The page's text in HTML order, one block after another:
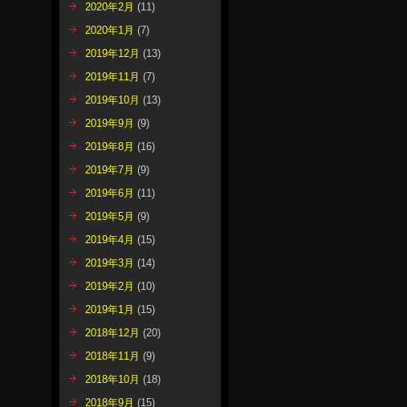
2020年2月 (11)
2020年1月 (7)
2019年12月 (13)
2019年11月 (7)
2019年10月 (13)
2019年9月 (9)
2019年8月 (16)
2019年7月 (9)
2019年6月 (11)
2019年5月 (9)
2019年4月 (15)
2019年3月 (14)
2019年2月 (10)
2019年1月 (15)
2018年12月 (20)
2018年11月 (9)
2018年10月 (18)
2018年9月 (15)